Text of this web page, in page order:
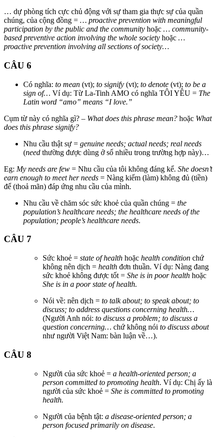
… dự phòng tích cực chủ động với sự tham gia thực sự của quần
chúng, của cộng đồng = … proactive prevention with meaningful
participation by the public and the community hoặc … community-
based preventive action involving the whole society hoặc …
proactive prevention involving all sections of society…
CÂU 6
Có nghĩa: to mean (vt); to signify (vt); to denote (vt); to be a
sign of… Ví dụ: Từ La-Tinh AMO có nghĩa TÔI YÊU = The
Latin word “amo” means “I love.”
Cụm từ này có nghĩa gì? – What does this phrase mean? hoặc What
does this phrase signify?
Nhu cầu thật sự = genuine needs; actual needs; real needs
(need thường được dùng ở số nhiều trong trường hợp này)…
Eg: My needs are few = Nhu cầu của tôi không đáng kể. She doesn’t
earn enough to meet her needs = Nàng kiếm (làm) không đủ (tiền)
để (thoả mãn) đáp ứng nhu cầu của mình.
Nhu cầu về chăm sóc sức khoẻ của quần chúng = the
population’s healthcare needs; the healthcare needs of the
population; people’s healthcare needs.
CÂU 7
Sức khoẻ = state of health hoặc health condition chứ
không nên dịch = health đơn thuần. Ví dụ: Nàng đang
sức khoẻ không được tốt = She is in poor health hoặc
She is in a poor state of health.
Nói về: nên dịch = to talk about; to speak about; to
discuss; to address questions concerning health…
(Người Anh nói: to discuss a problem; to discuss a
question concerning… chứ không nói to discuss about
như người Việt Nam: bàn luận về…).
CÂU 8
Người của sức khoẻ = a health-oriented person; a
person committed to promoting health. Ví dụ: Chị ấy là
người của sức khoẻ = She is committed to promoting
health.
Người của bệnh tật: a disease-oriented person; a
person focused primarily on disease.